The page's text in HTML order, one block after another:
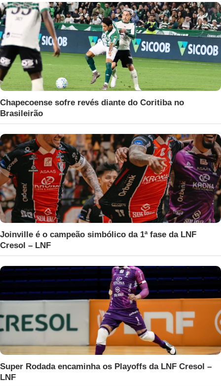
Chapecoense sofre revés diante do Coritiba no
Brasileirão
Joinville é o campeão simbólico da 1ª fase da LNF
Cresol – LNF
Super Rodada encaminha os Playoffs da LNF Cresol –
LNF